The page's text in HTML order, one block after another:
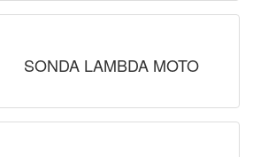
SONDA LAMBDA MOTO